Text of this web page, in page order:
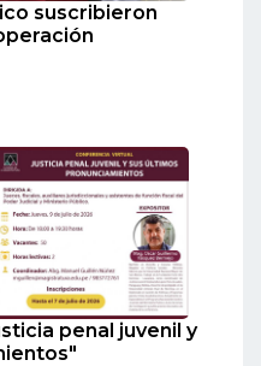
suscribieron
penal juvenil y